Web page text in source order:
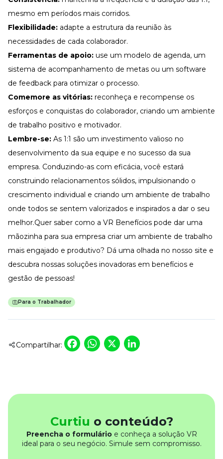
mesmo em períodos mais corridos.
Flexibilidade: adapte a estrutura da reunião às
necessidades de cada colaborador.
Ferramentas de apoio: use um modelo de agenda, um
sistema de acompanhamento de metas ou um software
de feedback para otimizar o processo.
Comemore as vitórias: reconheça e recompense os
esforços e conquistas do colaborador, criando um ambiente
de trabalho positivo e motivador.
Lembre-se: As 1:1 são um investimento valioso no
desenvolvimento da sua equipe e no sucesso da sua
empresa. Conduzindo-as com eficácia, você estará
construindo relacionamentos sólidos, impulsionando o
crescimento individual e criando um ambiente de trabalho
onde todos se sentem valorizados e inspirados a dar o seu
melhor.Quer saber como a VR Benefícios pode dar uma
mãozinha para sua empresa criar um ambiente de trabalho
mais engajado e produtivo? Dá uma olhada no nosso site e
descubra nossas soluções inovadoras em benefícios e
gestão de pessoas!
Para o Trabalhador
Compartilhar: Facebook
WhatsApp
X
Curtiu o conteúdo?
Preencha o formulárioe conheça a solução VR
ideal para o seu negócio. Simule sem compromisso.